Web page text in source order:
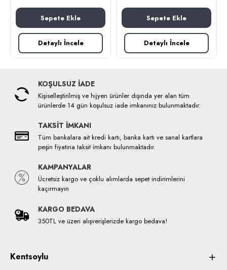
Sepete Ekle
Detaylı İncele
Sepete Ekle
Detaylı İncele
KOŞULSUZ İADE
Kişiselleştirilmiş ve hijyen ürünler dışında yer alan tüm
ürünlerde 14 gün koşulsuz iade imkanınız bulunmaktadır.
TAKSİT İMKANI
Tüm bankalara ait kredi kartı, banka kartı ve sanal kartlara
peşin fiyatına taksit imkanı bulunmaktadır.
KAMPANYALAR
Ücretsiz kargo ve çoklu alımlarda sepet indirimlerini
kaçırmayın
KARGO BEDAVA
350TL ve üzeri alışverişlerizde kargo bedava!
Kentsoylu